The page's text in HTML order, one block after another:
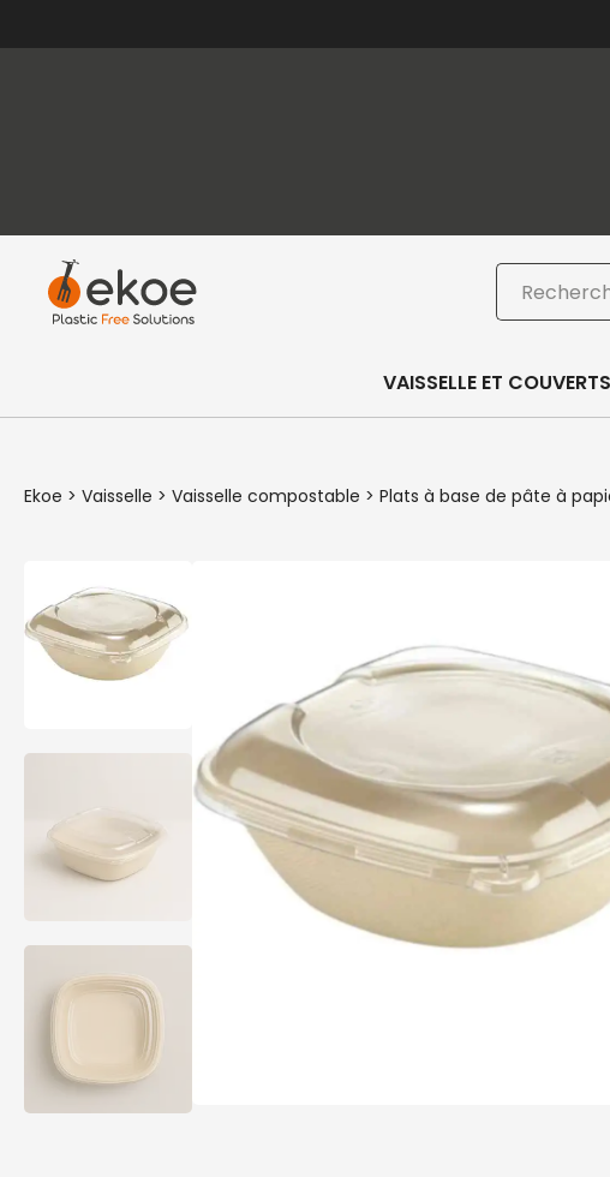
Rechercher
VAISSELLE ET COUVERTS
Ekoe > Vaisselle > Vaisselle compostable > Plats à base de pâte à